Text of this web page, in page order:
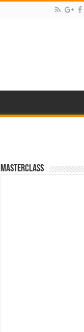
MasterClass